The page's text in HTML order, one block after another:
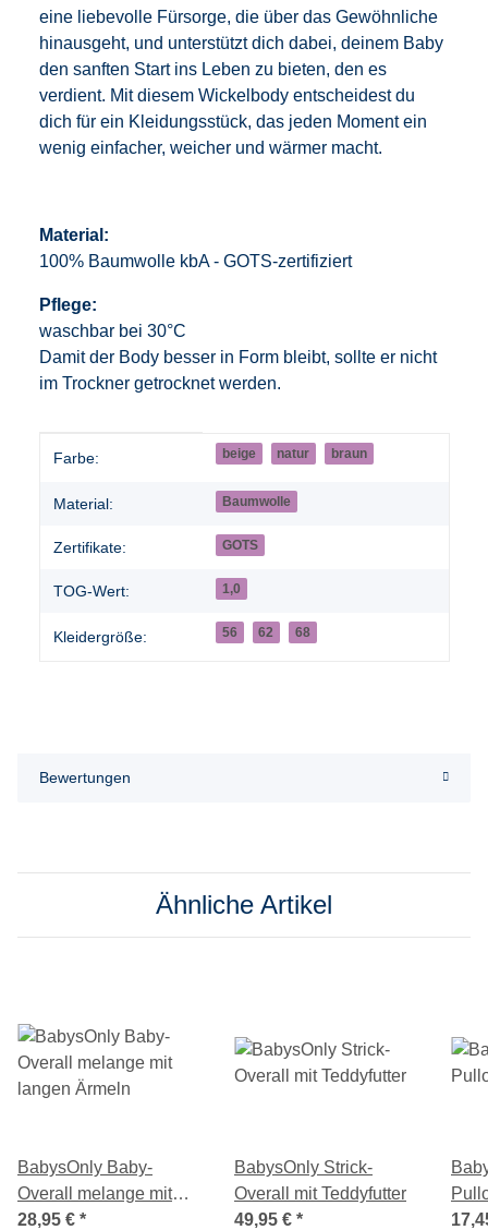
eine liebevolle Fürsorge, die über das Gewöhnliche
hinausgeht, und unterstützt dich dabei, deinem Baby
den sanften Start ins Leben zu bieten, den es
verdient. Mit diesem Wickelbody entscheidest du
dich für ein Kleidungsstück, das jeden Moment ein
wenig einfacher, weicher und wärmer macht.
Material:
100% Baumwolle kbA - GOTS-zertifiziert
Pflege:
waschbar bei 30°C
Damit der Body besser in Form bleibt, sollte er nicht
im Trockner getrocknet werden.
Produkteigenschaft
Wert
Farbe: beige natur braun
Material: Baumwolle
Zertifikate: GOTS
TOG-Wert: 1,0
Kleidergröße: 56 62 68
Bewertungen
Ähnliche Artikel
BabysOnly Baby-
Overall melange mit
langen Ärmeln
28,95 € *
BabysOnly Strick-
Overall mit Teddyfutter
49,95 € *